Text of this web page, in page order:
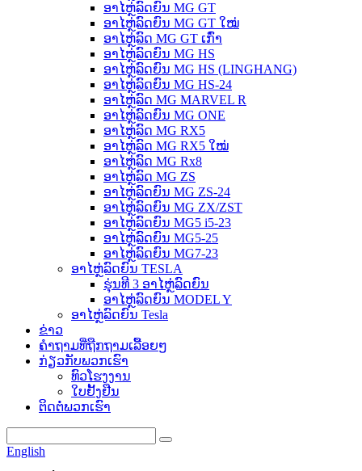
ອາໄຫຼ່ລົດຍົນ MG GT
ອາໄຫຼ່ລົດຍົນ MG GT ໃໝ່
ອາໄຫຼ່ລົດ MG GT ເກົ່າ
ອາໄຫຼ່ລົດຍົນ MG HS
ອາໄຫຼ່ລົດຍົນ MG HS (LINGHANG)
ອາໄຫຼ່ລົດຍົນ MG HS-24
ອາໄຫຼ່ລົດ MG MARVEL R
ອາໄຫຼ່ລົດຍົນ MG ONE
ອາໄຫຼ່ລົດ MG RX5
ອາໄຫຼ່ລົດ MG RX5 ໃໝ່
ອາໄຫຼ່ລົດ MG Rx8
ອາໄຫຼ່ລົດ MG ZS
ອາໄຫຼ່ລົດຍົນ MG ZS-24
ອາໄຫຼ່ລົດຍົນ MG ZX/ZST
ອາໄຫຼ່ລົດຍົນ MG5 i5-23
ອາໄຫຼ່ລົດຍົນ MG5-25
ອາໄຫຼ່ລົດຍົນ MG7-23
ອາໄຫຼ່ລົດຍົນ TESLA
ຮຸ່ນທີ 3 ອາໄຫຼ່ລົດຍົນ
ອາໄຫຼ່ລົດຍົນ MODEL Y
ອາໄຫຼ່ລົດຍົນ Tesla
ຂ່າວ
ຄຳຖາມທີ່ຖືກຖາມເລື້ອຍໆ
ກ່ຽວກັບພວກເຮົາ
ທົວໂຮງງານ
ໃບຢັ້ງຢືນ
ຕິດຕໍ່ພວກເຮົາ
English